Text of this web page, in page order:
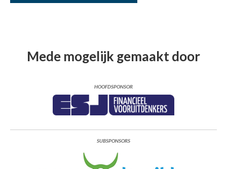
Mede mogelijk gemaakt door